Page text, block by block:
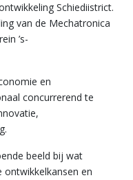
Schiediistrict.
van de Mechatronica
’s-
en
concurrerend te
beeld bij wat
en